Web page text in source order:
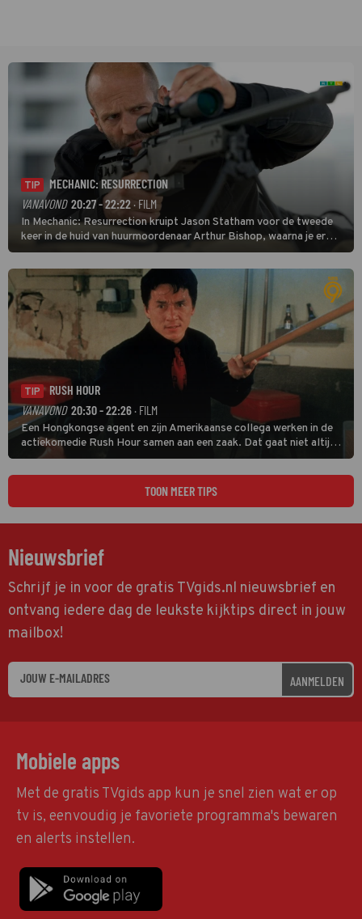
TIP
MECHANIC: RESURRECTION
VANAVOND 20:27 - 22:22· FILM
In Mechanic: Resurrection kruipt Jason Statham voor de tweede
keer in de huid van huurmoordenaar Arthur Bishop, waarna je er
donder op kunt zeggen dat er van Bishops geplande pensioen niet
veel terechtkomt.
TIP
RUSH HOUR
VANAVOND 20:30 - 22:26 · FILM
Een Hongkongse agent en zijn Amerikaanse collega werken in de
actiekomedie Rush Hour samen aan een zaak. Dat gaat niet altijd
van een leien dakje.
TOON MEER TIPS
Nieuwsbrief
Schrijf je in voor de gratis TVgids.nl nieuwsbrief en
ontvang iedere dag de leukste kijktips direct in jouw
mailbox!
AANMELDEN
Mobiele apps
Met de gratis TVgids app kun je snel zien wat er op
tv is, eenvoudig je favoriete programma's bewaren
en alerts instellen.